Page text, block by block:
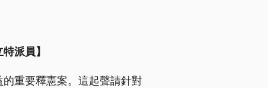
派員】
重要釋憲案。這起聲請針對